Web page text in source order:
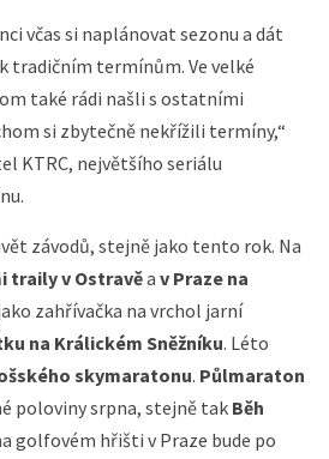
včas si naplánovat sezonu a dát
tradičním termínům. Ve velké
také rádi našli s ostatními
si zbytečně nekřížili termíny,“
KTRC, největšího seriálu
závodů, stejně jako tento rok. Na
traily v Ostravěa v Praze na
zahřívačka na vrchol jarní
na Králickém Sněžníku. Léto
skymaratonu. Půlmaraton
poloviny srpna, stejně tak Běh
golfovém hřišti v Praze bude po